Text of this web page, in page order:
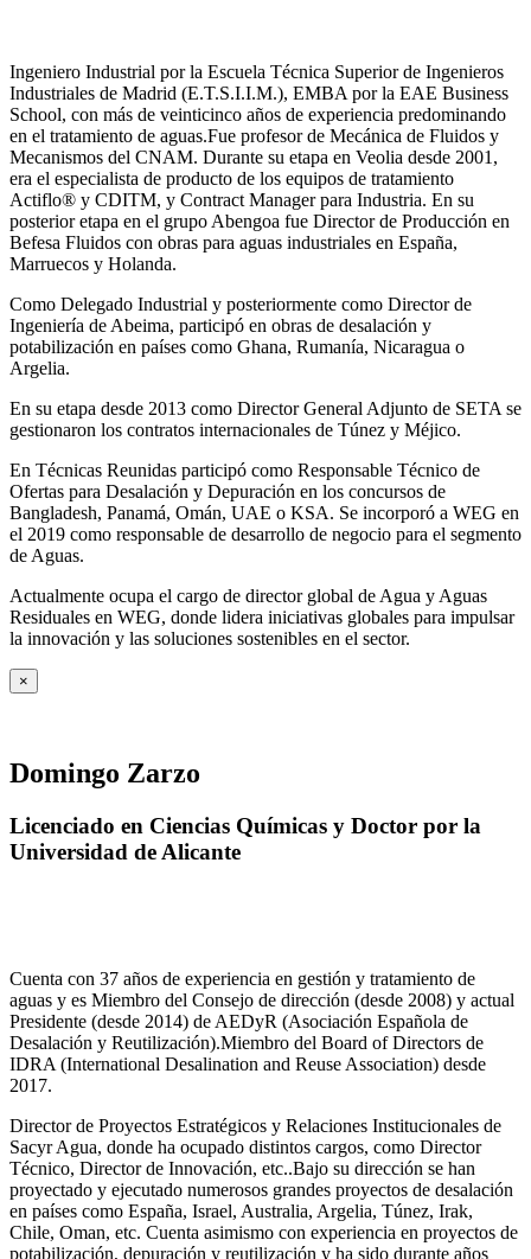
Ingeniero Industrial por la Escuela Técnica Superior de Ingenieros
Industriales de Madrid (E.T.S.I.I.M.), EMBA por la EAE Business
School, con más de veinticinco años de experiencia predominando
en el tratamiento de aguas.Fue profesor de Mecánica de Fluidos y
Mecanismos del CNAM. Durante su etapa en Veolia desde 2001,
era el especialista de producto de los equipos de tratamiento
Actiflo® y CDITM, y Contract Manager para Industria. En su
posterior etapa en el grupo Abengoa fue Director de Producción en
Befesa Fluidos con obras para aguas industriales en España,
Marruecos y Holanda.
Como Delegado Industrial y posteriormente como Director de
Ingeniería de Abeima, participó en obras de desalación y
potabilización en países como Ghana, Rumanía, Nicaragua o
Argelia.
En su etapa desde 2013 como Director General Adjunto de SETA se
gestionaron los contratos internacionales de Túnez y Méjico.
En Técnicas Reunidas participó como Responsable Técnico de
Ofertas para Desalación y Depuración en los concursos de
Bangladesh, Panamá, Omán, UAE o KSA. Se incorporó a WEG en
el 2019 como responsable de desarrollo de negocio para el segmento
de Aguas.
Actualmente ocupa el cargo de director global de Agua y Aguas
Residuales en WEG, donde lidera iniciativas globales para impulsar
la innovación y las soluciones sostenibles en el sector.
×
Domingo Zarzo
Licenciado en Ciencias Químicas y Doctor por la
Universidad de Alicante
Cuenta con 37 años de experiencia en gestión y tratamiento de
aguas y es Miembro del Consejo de dirección (desde 2008) y actual
Presidente (desde 2014) de AEDyR (Asociación Española de
Desalación y Reutilización).Miembro del Board of Directors de
IDRA (International Desalination and Reuse Association) desde
2017.
Director de Proyectos Estratégicos y Relaciones Institucionales de
Sacyr Agua, donde ha ocupado distintos cargos, como Director
Técnico, Director de Innovación, etc..Bajo su dirección se han
proyectado y ejecutado numerosos grandes proyectos de desalación
en países como España, Israel, Australia, Argelia, Túnez, Irak,
Chile, Oman, etc. Cuenta asimismo con experiencia en proyectos de
potabilización, depuración y reutilización y ha sido durante años